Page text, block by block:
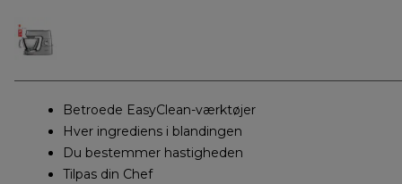
Betroede EasyClean-værktøjer
Hver ingrediens i blandingen
Du bestemmer hastigheden
Tilpas din Chef